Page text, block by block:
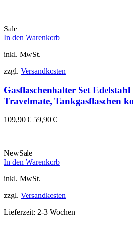
Sale
In den Warenkorb
inkl. MwSt.
zzgl. Versandkosten
Gasflaschenhalter Set
Travelmate, Tankgasflaschen
109,90€ Ursprünglicher
59,90 €Aktueller
NewSale
In den Warenkorb
inkl. MwSt.
zzgl. Versandkosten
Lieferzeit: 2-3 Wochen